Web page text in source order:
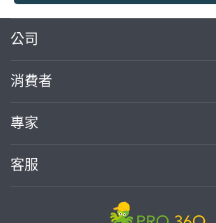
公司
消費者
專家
客服
繼續完成